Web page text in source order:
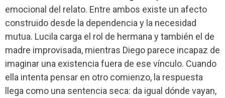
emocional del relato. Entre ambos existe un afecto
construido desde la dependencia y la necesidad
mutua. Lucila carga el rol de hermana y también el de
madre improvisada, mientras Diego parece incapaz de
imaginar una existencia fuera de ese vínculo. Cuando
ella intenta pensar en otro comienzo, la respuesta
llega como una sentencia seca: da igual dónde vayan,